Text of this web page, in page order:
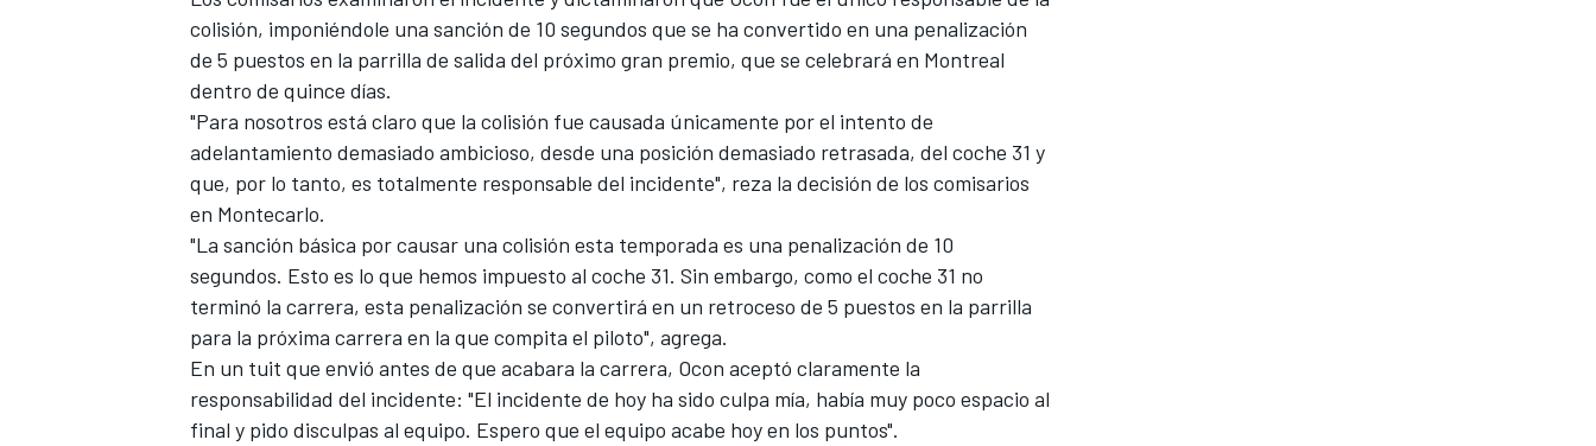
FÓRMULA E
colisión, imponiéndole una sanción de 10 segundos que se ha convertido en una penalización
de 5 puestos en la parrilla de salida del próximo gran premio, que se celebrará en Montreal
dentro de quince días.
"Para nosotros está claro que la colisión fue causada únicamente por el intento de
adelantamiento demasiado ambicioso, desde una posición demasiado retrasada, del coche 31 y
que, por lo tanto, es totalmente responsable del incidente", reza la decisión de los comisarios
en Montecarlo.
"La sanción básica por causar una colisión esta temporada es una penalización de 10
segundos. Esto es lo que hemos impuesto al coche 31. Sin embargo, como el coche 31 no
terminó la carrera, esta penalización se convertirá en un retroceso de 5 puestos en la parrilla
para la próxima carrera en la que compita el piloto", agrega.
En un tuit que envió antes de que acabara la carrera, Ocon aceptó claramente la
responsabilidad del incidente: "El incidente de hoy ha sido culpa mía, había muy poco espacio al
final y pido disculpas al equipo. Espero que el equipo acabe hoy en los puntos".